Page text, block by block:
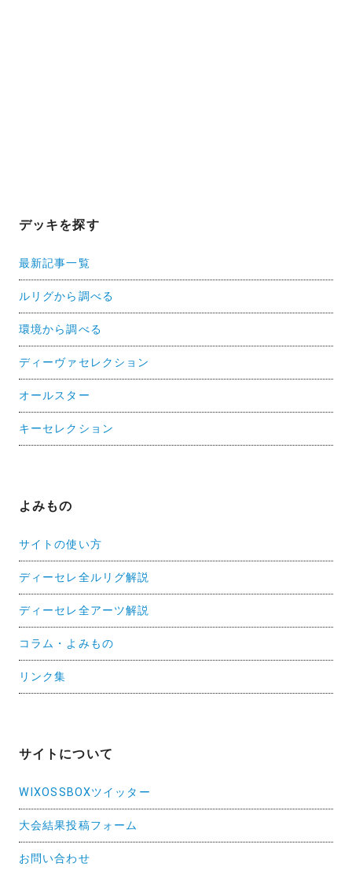
デッキを探す
最新記事一覧
ルリグから調べる
環境から調べる
ディーヴァセレクション
オールスター
キーセレクション
よみもの
サイトの使い方
ディーセレ全ルリグ解説
ディーセレ全アーツ解説
コラム・よみもの
リンク集
サイトについて
WIXOSSBOXツイッター
大会結果投稿フォーム
お問い合わせ